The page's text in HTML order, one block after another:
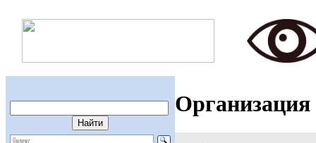
Организация